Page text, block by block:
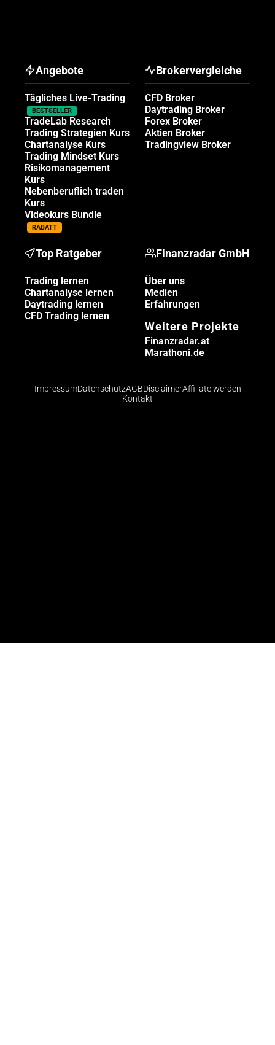
Angebote
Tägliches Live-Trading
BESTSELLER
TradeLab Research
Trading Strategien Kurs
Chartanalyse Kurs
Trading Mindset Kurs
Risikomanagement
Kurs
Nebenberuflich traden
Kurs
Videokurs Bundle
RABATT
Brokervergleiche
CFD Broker
Daytrading Broker
Forex Broker
Aktien Broker
Tradingview Broker
Top Ratgeber
Trading lernen
Chartanalyse lernen
Daytrading lernen
CFD Trading lernen
Finanzradar GmbH
Über uns
Medien
Erfahrungen
Weitere Projekte
Finanzradar.at
Marathoni.de
ImpressumDatenschutzAGBDisclaimerAffiliate werden
Kontakt